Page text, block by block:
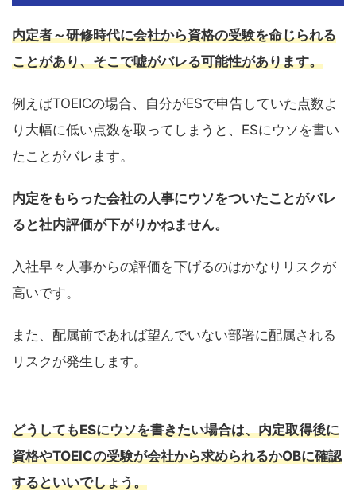
内定者～研修時代に会社から資格の受験を命じられる
ことがあり、そこで嘘がバレる可能性があります。
例えばTOEICの場合、自分がESで申告していた点数よ
り大幅に低い点数を取ってしまうと、ESにウソを書い
たことがバレます。
内定をもらった会社の人事にウソをついたことがバレ
ると社内評価が下がりかねません。
入社早々人事からの評価を下げるのはかなりリスクが
高いです。
また、配属前であれば望んでいない部署に配属される
リスクが発生します。
どうしてもESにウソを書きたい場合は、内定取得後に
資格やTOEICの受験が会社から求められるかOBに確認
するといいでしょう。